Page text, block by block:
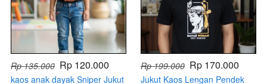
Rp 135.000 Rp 120.000
kaos anak dayak Sniper Jukut
Rp 199.000 Rp 170.000
Jukut Kaos Lengan Pendek